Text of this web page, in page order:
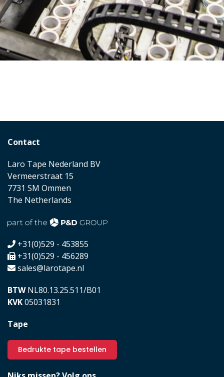
Contact
Laro Tape Nederland BV
Vermeerstraat 15
7731 SM Ommen
The Netherlands
+31(0)529 - 453855
+31(0)529 - 456289
sales@larotape.nl
BTWNL80.13.25.511/B01
KVK05031831
Tape
Bedrukte tape bestellen